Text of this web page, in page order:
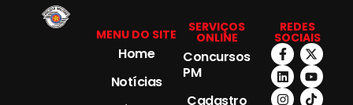
MENU DO SITE
Home
Notícias
SERVIÇOS
ONLINE
Concursos
PM
Cadastro
REDES
SOCIAIS